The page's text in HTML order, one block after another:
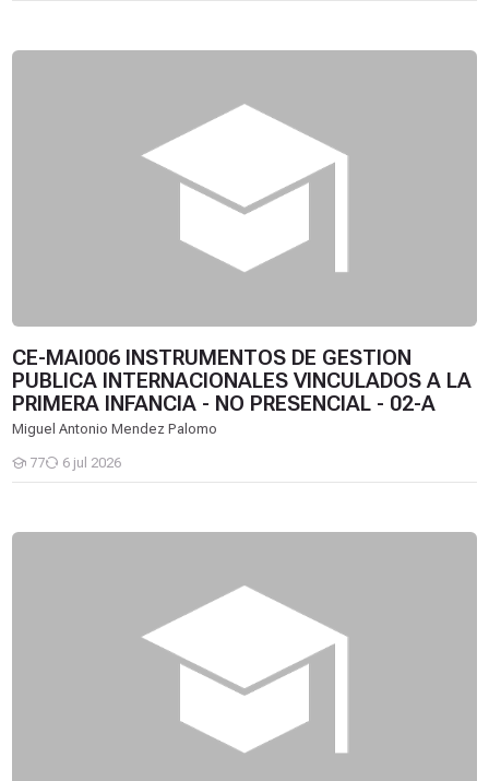
CE-MAI006 INSTRUMENTOS DE GESTION
PUBLICA INTERNACIONALES VINCULADOS A LA
PRIMERA INFANCIA - NO PRESENCIAL - 02-A
Miguel Antonio Mendez Palomo
77
Estudiantes
6 jul 2026
CE-MAI006 INSTRUMENTOS DE GESTION PUBLICA
CE-MAI005 DERECHOS DE LA NIEZ - NO PRESENCIAL - 02-A